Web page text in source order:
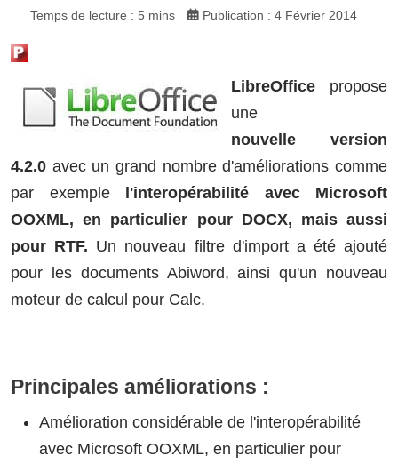
Temps de lecture : 5 mins Publication : 4 Février 2014
LibreOffice propose
une
nouvelle version
4.2.0 avec un grand nombre d'améliorations comme
par exemple
l'interopérabilité avec Microsoft
OOXML, en particulier pour DOCX, mais aussi
pour RTF. Un nouveau filtre d'import a été ajouté
pour les documents Abiword, ainsi qu'un nouveau
moteur de calcul pour Calc.
Principales améliorations :
Amélioration considérable de l'interopérabilité
avec Microsoft OOXML, en particulier pour